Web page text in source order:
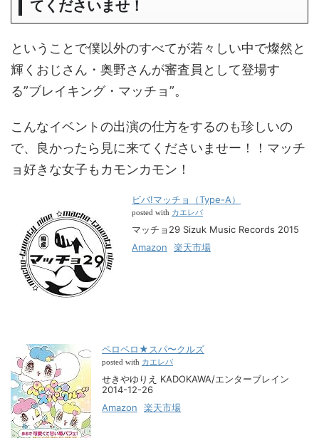
てくださいませ！
ということで僕以外のすべてが若々しい中で燦然と
輝くおじさん・奥野さんが審査員として登場す
る”ブレイキング・マッチョ”。
こんなイベントの出演の仕方をするのも珍しいの
で、良かったら見に来てくださいませー！！マッチ
ョ好きな女子もカモンカモン！
ビバ!マッチョ（Type-A）
posted with カエレバ
マッチョ29 Sizuk Music Records 2015
Amazon
楽天市場
ペロペロ★スパ〜クルズ
posted with カエレバ
せきやゆりえ KADOKAWA/エンターブレイン
2014-12-26
Amazon
楽天市場